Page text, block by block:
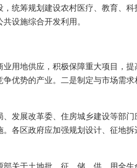
统筹规划建设农村医疗、教育、
设施综合开发利用。
地供应，积极保障重大项目，提
优势的产业。二是制定与市场需
展改革委、住房城乡建设等部门
各区政府应加强规划设计、征地
于土地批、征、储、供、用全生